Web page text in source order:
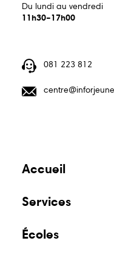
081 223 812
Du lundi au vendredi
11h30–17h00
Accueil
Services
Écoles
Guide